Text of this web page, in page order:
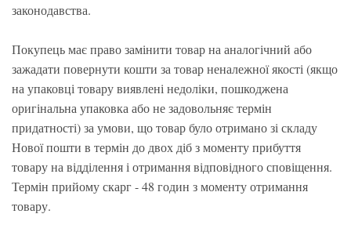
законодавства.
Покупець має право замінити товар на аналогічний або
зажадати повернути кошти за товар неналежної якості (якщо
на упаковці товару виявлені недоліки, пошкоджена
оригінальна упаковка або не задовольняє термін
придатності) за умови, що товар було отримано зі складу
Нової пошти в термін до двох діб з моменту прибуття
товару на відділення і отримання відповідного сповіщення.
Термін прийому скарг - 48 годин з моменту отримання
товару.